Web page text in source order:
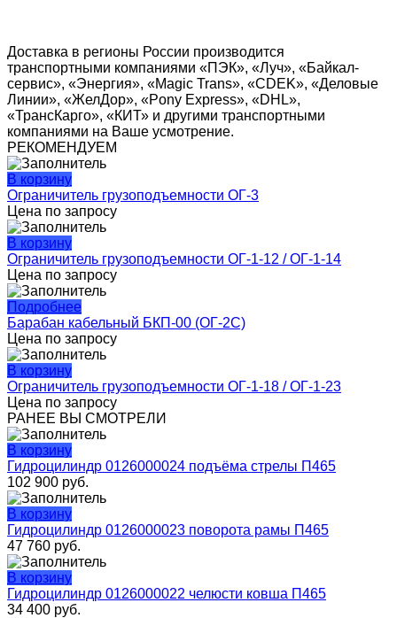
Доставка в регионы России производится
транспортными компаниями «ПЭК», «Луч», «Байкал-
сервис», «Энергия», «Magic Trans», «CDEK», «Деловые
Линии», «ЖелДор», «Pony Express», «DHL»,
«ТрансКарго», «КИТ» и другими транспортными
компаниями на Ваше усмотрение.
РЕКОМЕНДУЕМ
В корзину
Ограничитель грузоподъемности ОГ-3
Цена по запросу
В корзину
Ограничитель грузоподъемности ОГ-1-12 / ОГ-1-14
Цена по запросу
Подробнее
Барабан кабельный БКП-00 (ОГ-2С)
Цена по запросу
В корзину
Ограничитель грузоподъемности ОГ-1-18 / ОГ-1-23
Цена по запросу
РАНЕЕ ВЫ СМОТРЕЛИ
В корзину
Гидроцилиндр 0126000024 подъёма стрелы П465
102 900 руб.
В корзину
Гидроцилиндр 0126000023 поворота рамы П465
47 760 руб.
В корзину
Гидроцилиндр 0126000022 челюсти ковша П465
34 400 руб.